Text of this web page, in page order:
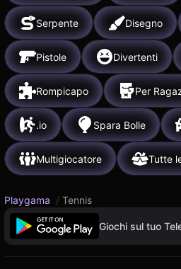
Serpente Disegno
Pistole Divertenti
Rompicapo Per
.io Spara Bolle
Multigiocatore Tutte
Playgama / Tennis
Giochi sul tuo